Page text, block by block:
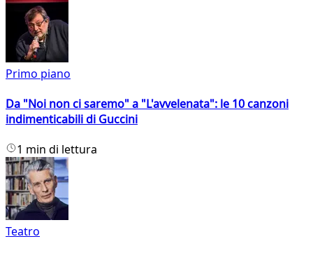
Primo piano
Da "Noi non ci saremo" a "L'avvelenata": le 10 canzoni
indimenticabili di Guccini
1 min di lettura
Teatro